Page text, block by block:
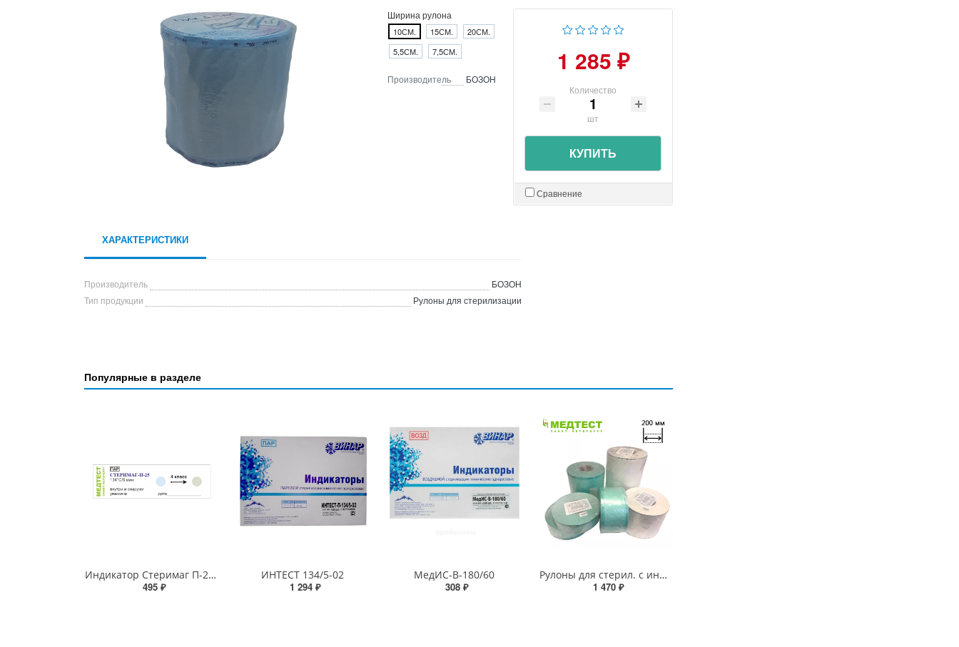
Ширина рулона
10СМ. 15СМ.
20СМ.
5,5СМ.
7,5СМ.
Производитель БОЗОН
1 285 ₽
Количество
шт
КУПИТЬ
Сравнение
ХАРАКТЕРИСТИКИ
Производитель
БОЗОН
Тип продукции
Рулоны для стерилизации
Популярные в разделе
Индикатор Стеримаг П-25 134/5мин
495 ₽
ИНТЕСТ 134/5-02
1 294 ₽
МедИС-В-180/60
308 ₽
Рулоны для стерил. с индикат.200м (МедТест)
1 470 ₽